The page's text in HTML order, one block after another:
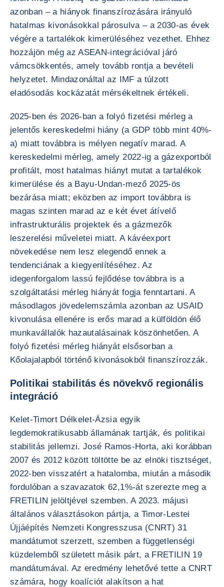
azonban – a hiányok finanszírozására irányuló
hatalmas kivonásokkal párosulva – a 2030-as évek
végére a tartalékok kimerüléséhez vezethet. Ehhez
hozzájön még az ASEAN-integrációval járó
vámcsökkentés, amely tovább rontja a bevételi
helyzetet. Mindazonáltal az IMF a túlzott
eladósodás kockázatát mérsékeltnek értékeli.
2025-ben és 2026-ban a folyó fizetési mérleg a
jelentős kereskedelmi hiány (a GDP több mint 40%-
a) miatt továbbra is mélyen negatív marad. A
kereskedelmi mérleg, amely 2022-ig a gázexportból
profitált, most hatalmas hiányt mutat a tartalékok
kimerülése és a Bayu-Undan-mező 2025-ös
bezárása miatt; eközben az import továbbra is
magas szinten marad az e két évet átívelő
infrastrukturális projektek és a gázmezők
leszerelési műveletei miatt. A kávéexport
növekedése nem lesz elegendő ennek a
tendenciának a kiegyenlítéséhez. Az
idegenforgalom lassú fejlődése továbbra is a
szolgáltatási mérleg hiányát fogja fenntartani. A
másodlagos jövedelemszámla azonban az USAID
kivonulása ellenére is erős marad a külföldön élő
munkavállalók hazautalásainak köszönhetően. A
folyó fizetési mérleg hiányát elsősorban a
Kőolajalapból történő kivonásokból finanszírozzák.
Politikai stabilitás és növekvő regionális
integráció
Kelet-Timort Délkelet-Ázsia egyik
legdemokratikusabb államának tartják, és politikai
stabilitás jellemzi. José Ramos-Horta, aki korábban
2007 és 2012 között töltötte be az elnöki tisztséget,
2022-ben visszatért a hatalomba, miután a második
fordulóban a szavazatok 62,1%-át szerezte meg a
FRETILIN jelöltjével szemben. A 2023. májusi
általános választásokon pártja, a Timor-Lestei
Újjáépítés Nemzeti Kongresszusa (CNRT) 31
mandátumot szerzett, szemben a függetlenségi
küzdelemből született másik párt, a FRETILIN 19
mandátumával. Az eredmény lehetővé tette a CNRT
számára, hogy koalíciót alakítson a hat